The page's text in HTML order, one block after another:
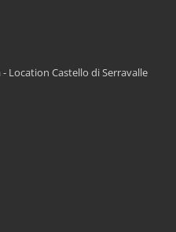
- Location Castello di Serravalle